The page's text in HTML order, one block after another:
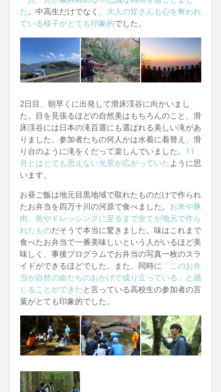
た。中高生だけでなく、 大人の皆さんも心を奪われ
ている様子がとても印象的でした。
2日目、朝早くに出発して滑床渓谷に向かいまし
た。目を見張るほどの自然美はもちろんのこと、滑
床渓谷には日本の滝百選にも選ばれる美しい滝があ
りました。参加者たちの何人かは水着に着替え、滑
り台のように滝をくだって楽しんでいました。 11
月とはとても思えない光景が広がっていたように思
います。
お昼ご飯は地元目黒地域で取れたものだけで作られ
たお弁当を四万十川の河原で食べました。 お米や豚
肉、魚やドレッシングに至るまで全てが地元で作ら
れたものだそうで本当に驚きました。味はこれまで
食べたお弁当で一番美味しいという人がいるほど美
味しく、事後プログラムでお弁当の写真一枚のスラ
イドができるほどでした。また、同時に 「このお弁
当が自然の命たちのおかげで成り立っている」と感
じることができた と言っている高校生の参加者の言
葉がとても印象的でした。